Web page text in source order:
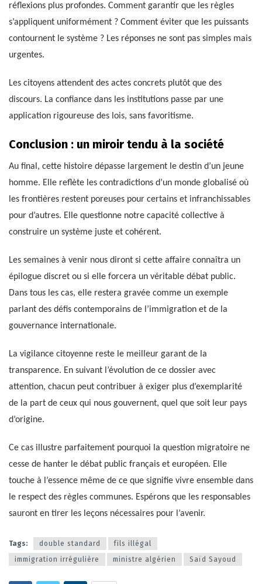
réflexions plus profondes. Comment garantir que les règles
s’appliquent uniformément ? Comment éviter que les puissants
contournent le système ? Les réponses ne sont pas simples mais
urgentes.
Les citoyens attendent des actes concrets plutôt que des
discours. La confiance dans les institutions passe par une
application rigoureuse des lois, sans favoritisme.
Conclusion : un miroir tendu à la société
Au final, cette histoire dépasse largement le destin d’un jeune
homme. Elle reflète les contradictions d’un monde globalisé où
les frontières restent poreuses pour certains et infranchissables
pour d’autres. Elle questionne notre capacité collective à
construire un système juste et cohérent.
Les semaines à venir nous diront si cette affaire connaîtra un
épilogue discret ou si elle forcera un véritable débat public.
Dans tous les cas, elle restera gravée comme un exemple
parlant des défis contemporains de l’immigration et de la
gouvernance internationale.
La vigilance citoyenne reste le meilleur garant de la
transparence. En suivant l’évolution de ce dossier avec
attention, chacun peut contribuer à exiger plus d’exemplarité
de la part de ceux qui nous gouvernent, quel que soit leur pays
d’origine.
Ce cas illustre parfaitement pourquoi la question migratoire ne
cesse de hanter le débat public français et européen. Elle
touche à l’essence même de ce que signifie vivre ensemble dans
le respect des règles communes. Espérons que les responsables
sauront en tirer les leçons nécessaires pour l’avenir.
Tags: double standard
fils illégal
immigration irrégulière
ministre algérien Saïd Sayoud